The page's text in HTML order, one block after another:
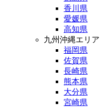
香川県
愛媛県
高知県
九州沖縄エリア
福岡県
佐賀県
長崎県
熊本県
大分県
宮崎県